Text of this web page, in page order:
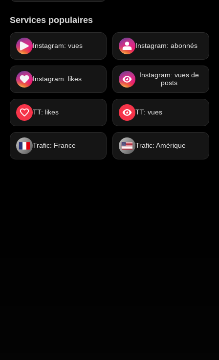
Services populaires
Instagram: vues Instagram: abonnés
Instagram: likes
Instagram: vues de
posts
TT: likes TT: vues
Trafic: France Trafic: Amérique